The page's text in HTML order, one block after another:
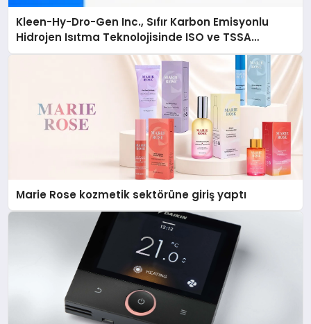
Kleen-Hy-Dro-Gen Inc., Sıfır Karbon Emisyonlu
Hidrojen Isıtma Teknolojisinde ISO ve TSSA
Düzenleyici Onaylarını Aldı
Marie Rose kozmetik sektörüne giriş yaptı